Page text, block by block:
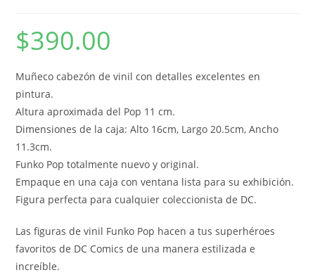
$390.00
Muñeco cabezón de vinil con detalles excelentes en
pintura.
Altura aproximada del Pop 11 cm.
Dimensiones de la caja: Alto 16cm, Largo 20.5cm, Ancho
11.3cm.
Funko Pop totalmente nuevo y original.
Empaque en una caja con ventana lista para su exhibición.
Figura perfecta para cualquier coleccionista de DC.
Las figuras de vinil Funko Pop hacen a tus superhéroes
favoritos de DC Comics de una manera estilizada e
increíble.